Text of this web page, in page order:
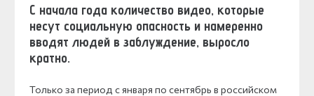
С начала года количество видео, которые
несут социальную опасность и намеренно
вводят людей в заблуждение, выросло
кратно.
Только за период с января по сентябрь в российском